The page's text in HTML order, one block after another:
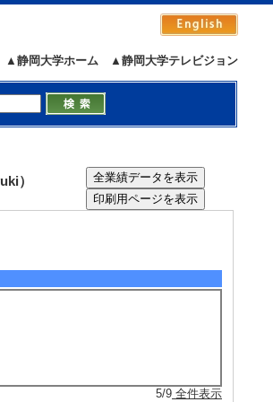
▲静岡大学テレビジョン
▲静岡大学ホーム
）
表者を依頼した。「一石八鳥で考え
5/7全件表示
5/9 全件表示